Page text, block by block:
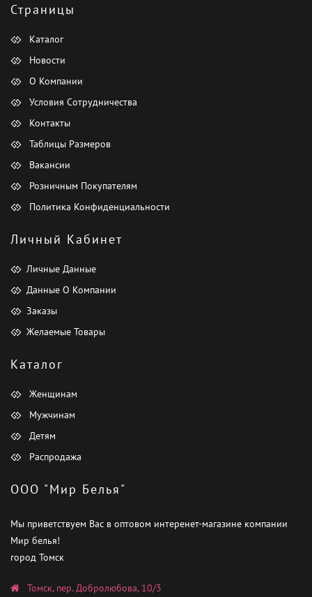
Страницы
Каталог
Новости
О Компании
Условия Сотрудничества
Контакты
Таблицы Размеров
Вакансии
Розничным Покупателям
Политика Конфиденциальности
Личный Кабинет
Личные Данные
Данные О Компании
Заказы
Желаемые Товары
Каталог
Женщинам
Мужчинам
Детям
Распродажа
ООО "Мир Белья"
Мы приветствуем Вас в оптовом интеренет-магазине компании
Мир белья!
город Томск
Томск, пер. Добролюбова, 10/3